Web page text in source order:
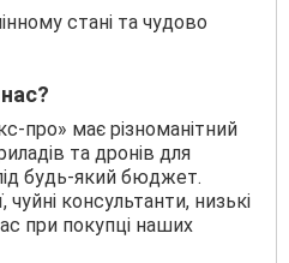
стані та чудово
про» має різноманітний
та дронів для
будь-який бюджет.
чуйні консультанти, низькі
при покупці наших